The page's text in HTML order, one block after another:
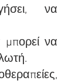
να
μπορεί να